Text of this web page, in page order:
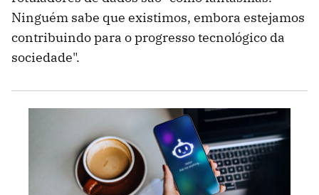
Ninguém sabe que existimos, embora estejamos
contribuindo para o progresso tecnológico da
sociedade".